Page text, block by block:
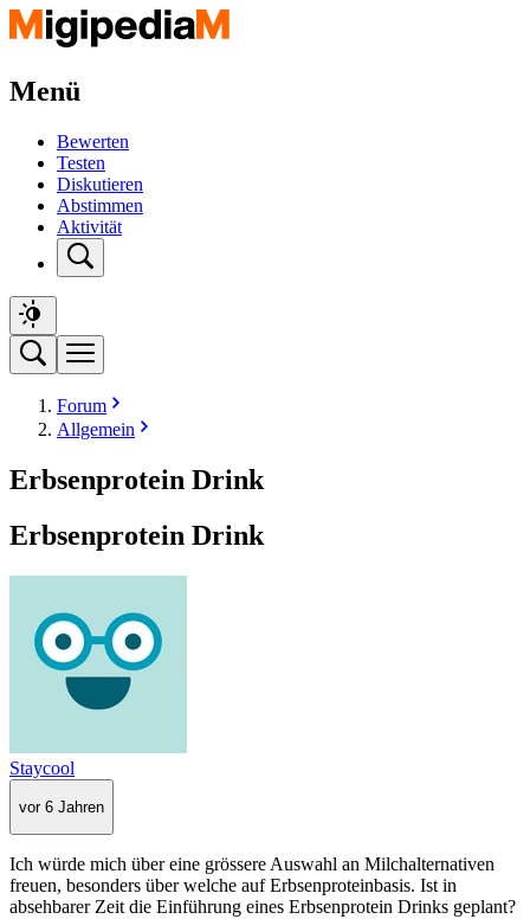
Menü
Bewerten
Testen
Diskutieren
Abstimmen
Aktivität
Forum
Allgemein
Erbsenprotein Drink
Erbsenprotein Drink
Staycool
vor 6 Jahren
Ich würde mich über eine grössere Auswahl an Milchalternativen
freuen, besonders über welche auf Erbsenproteinbasis. Ist in
absehbarer Zeit die Einführung eines Erbsenprotein Drinks geplant?